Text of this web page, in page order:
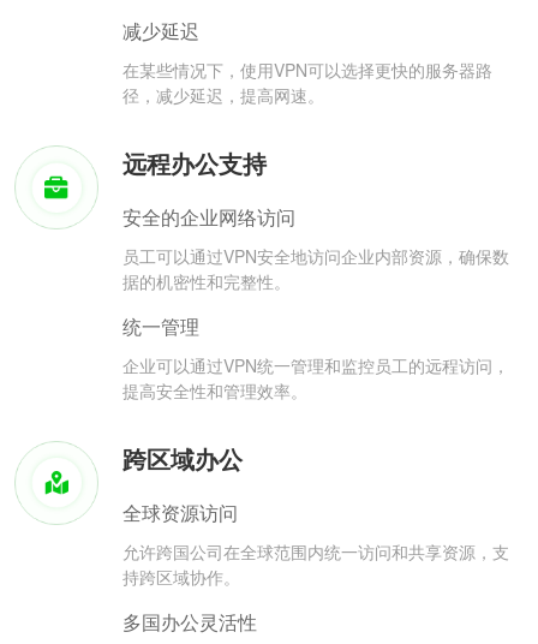
减少延迟
在某些情况下，使用VPN可以选择更快的服务器路
径，减少延迟，提高网速。
远程办公支持
安全的企业网络访问
员工可以通过VPN安全地访问企业内部资源，确保数
据的机密性和完整性。
统一管理
企业可以通过VPN统一管理和监控员工的远程访问，
提高安全性和管理效率。
跨区域办公
全球资源访问
允许跨国公司在全球范围内统一访问和共享资源，支
持跨区域协作。
多国办公灵活性